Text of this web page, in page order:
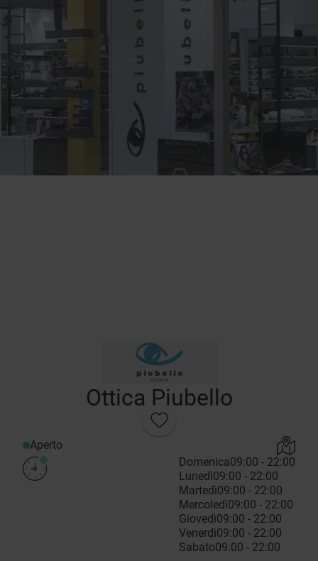
Ottica Piubello
Aperto
Domenica09:00 - 22:00
Lunedì09:00 - 22:00
Martedì09:00 - 22:00
Mercoledì09:00 - 22:00
Giovedì09:00 - 22:00
Venerdì09:00 - 22:00
Sabato09:00 - 22:00